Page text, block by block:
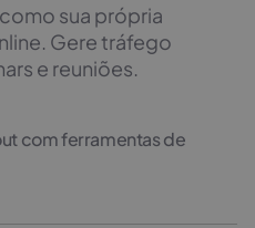
sua própria
Gere tráfego
e reuniões.
com ferramentas de